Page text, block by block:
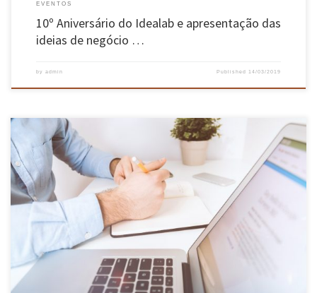
EVENTOS
10º Aniversário do Idealab e apresentação das
ideias de negócio …
by admin Published 14/03/2019
Num mundo cheio de cursos e formações, onde a oferta educativa a nível universitário é
cada vez maior, os Engenheiros de Sistemas de Informação, são como apêndices: sabemos
que existem, mas na realidade, para que servem? Somos espécimes distintos dos
engenheiros informáticos e dos licenciados em ciências da computação. Somos […]